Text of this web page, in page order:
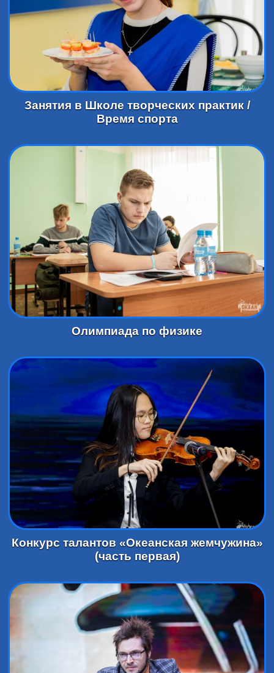
Занятия в Школе творческих практик /
Время спорта
Олимпиада по физике
Конкурс талантов «Океанская жемчужина»
(часть первая)